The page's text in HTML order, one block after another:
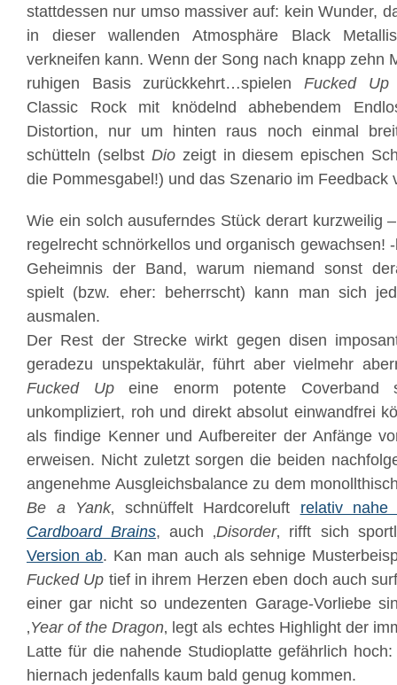
stattdessen nur umso massiver auf: kein Wunder,
in dieser wallenden Atmosphäre Black
verkneifen kann. Wenn der Song nach knapp zehn
ruhigen Basis zurückkehrt…spielen Fucked Up
Classic Rock mit knödelnd abhebendem
Distortion, nur um hinten raus noch einmal
schütteln (selbst Diozeigt in diesem epischen
die Pommesgabel!) und das Szenario im Feedback
Wie ein solch ausuferndes Stück derart kurzweilig
regelrecht schnörkellos und organisch gewachsen!
Geheimnis der Band, warum niemand sonst
spielt (bzw. eher: beherrscht) kann man sich
ausmalen.
Der Rest der Strecke wirkt gegen disen
geradezu unspektakulär, führt aber vielmehr
Fucked Upeine enorm potente Coverband
unkompliziert, roh und direkt absolut einwandfrei
als findige Kenner und Aufbereiter der Anfänge
erweisen. Nicht zuletzt sorgen die beiden
angenehme Ausgleichsbalance zu dem
Be a Yank‚ schnüffelt Hardcoreluft relativ
Cardboard Brains, auch ‚Disorder‚ rifft sich
Version ab. Kan man auch als sehnige
Fucked Up tief in ihrem Herzen eben doch auch
einer gar nicht so undezenten Garage-Vorliebe
‚Year of the Dragon‚ legt als echtes Highlight der
Latte für die nahende Studioplatte gefährlich
hiernach jedenfalls kaum bald genug kommen.